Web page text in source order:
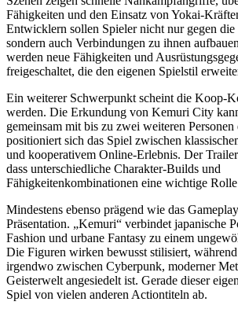
Fähigkeiten und den Einsatz von Yokai-
Entwicklern sollen Spieler nicht nur gegen
sondern auch Verbindungen zu ihnen
werden neue Fähigkeiten und
freigeschaltet, die den eigenen Spielstil
Ein weiterer Schwerpunkt scheint die Koop-
werden. Die Erkundung von Kemuri City
gemeinsam mit bis zu zwei weiteren
positioniert sich das Spiel zwischen
und kooperativem Online-Erlebnis. Der
dass unterschiedliche Charakter-Builds und
Fähigkeitenkombinationen eine wichtige
Mindestens ebenso prägend wie das
Präsentation. „Kemuri“ verbindet japanische
Fashion und urbane Fantasy zu einem
Die Figuren wirken bewusst stilisiert,
irgendwo zwischen Cyberpunk, moderner
Geisterwelt angesiedelt ist. Gerade dieser
Spiel von vielen anderen Actiontiteln ab.